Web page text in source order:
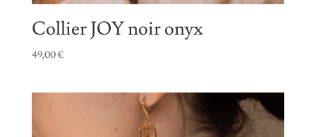
Collier JOY noir onyx
49,00€